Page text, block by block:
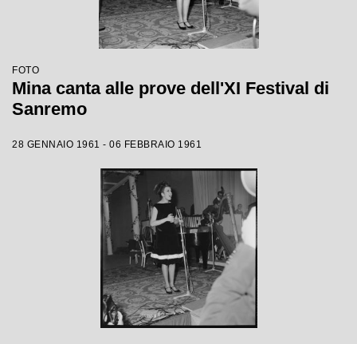
FOTO
Mina canta alle prove dell'XI Festival di
Sanremo
28 GENNAIO 1961 - 06 FEBBRAIO 1961